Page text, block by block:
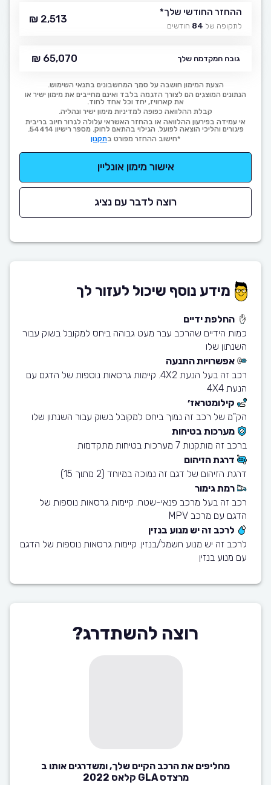
ההחזר החודשי שלך*
לתקופה של 84 חודשים
2,513 ₪
גובה המקדמה שלך 65,070 ₪
הצעת המימון חושבה על סמך המחשבונים בתנאי השימוש.
הנתונים המוצגים הם לצורך הדגמה בלבד ואינם מחייבים את מימון ישיר או
את קארוויז, יחד וכל אחד לחוד.
קבלת ההלוואה כפופה למדיניות מימון ישיר ונהליה.
אי עמידה בפירעון ההלוואה או בהחזר האשראי עלולה לגרור חיוב בריבית
פיגורים והליכי הוצאה לפועל. הגילוי בהתאם לחוק. מספר רישיון 54414.
*חישוב ההחזר מפורט בתקנון
אישור מימון אונליין
רוצה לדבר עם נציג
מידע נוסף שיכול לעזור לך
החלפת ידיים
כמות הידיים שהרכב עבר מעט גבוהה ביחס למקובל בשוק עבור
השנתון שלו
אפשרויות התנעה
רכב זה בעל הנעת 4X2. קיימות גרסאות נוספות של הדגם עם
הנעת 4X4
קילומטראז׳
הק"מ של רכב זה נמוך ביחס למקובל בשוק עבור השנתון שלו
מערכות בטיחות
ברכב זה מותקנות 7 מערכות בטיחות מתקדמות
דרגת הזיהום
דרגת הזיהום של דגם זה נמוכה במיוחד (2 מתוך 15)
רמת גימור
רכב זה בעל מרכב פנאי-שטח. קיימות גרסאות נוספות של
הדגם עם מרכב MPV
לרכב זה יש מנוע בנזין
לרכב זה יש מנוע חשמל/בנזין. קיימות גרסאות נוספות של הדגם
עם מנוע בנזין
רוצה להשתדרג?
מחליפים את הרכב הקיים שלך, ומשדרגים אותו ב
מרצדס GLA קלאס 2022